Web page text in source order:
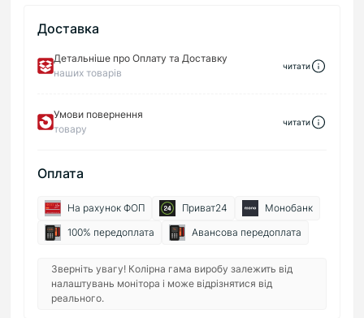
Доставка
Детальніше про Оплату та Доставку
наших товарів
читати
Умови повернення
товару
читати
Оплата
На рахунок ФОП Приват24
Монобанк
100% передоплата
Авансова передоплата
Зверніть увагу! Колірна гама виробу залежить від
налаштувань монітора і може відрізнятися від
реального.